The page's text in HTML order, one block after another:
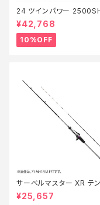
24 ツインパワー
続セール_リール】【10】
¥42,768
10%OFF
サーベルマスター XR
73MH 185R【特価ロッド】
¥25,657